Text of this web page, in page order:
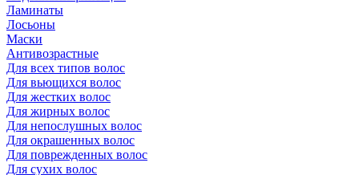
Ламинаты
Лосьоны
Маски
Антивозрастные
Для всех типов волос
Для вьющихся волос
Для жестких волос
Для жирных волос
Для непослушных волос
Для окрашенных волос
Для поврежденных волос
Для сухих волос